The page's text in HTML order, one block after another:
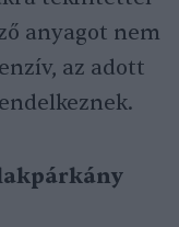
anyagot nem
az adott